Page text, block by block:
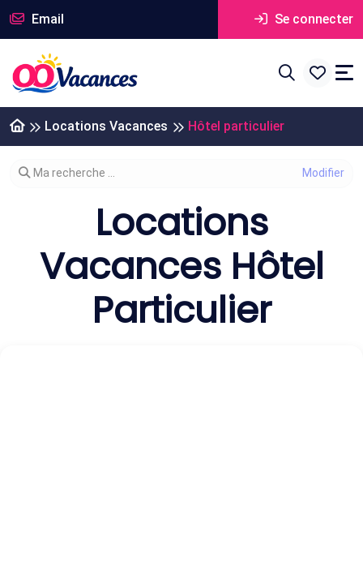
Email Se connecter
Locations Vacances Hôtel particulier
Modifier votre recherche
Ma recherche ...
Locations
Vacances Hôtel
Particulier